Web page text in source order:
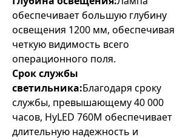
обеспечивает большую глубину
освещения 1200 мм, обеспечивая
четкую видимость всего
операционного поля.
Срок службы
светильника:Благодаря сроку
службы, превышающему 40 000
часов, HyLED 760M обеспечивает
длительную надежность и